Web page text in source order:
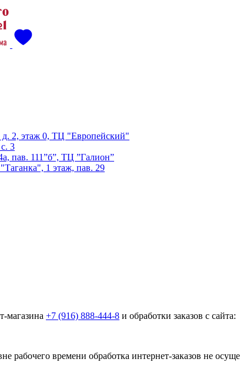
д. 2, этаж 0, ТЦ "Европейский"
3
пав. 111”б”, ТЦ ”Галион”
1 этаж, пав. 29
магазина +7 (916) 888-444-8 и обработки заказов с сайта:
рабочего времени обработка интернет-заказов не